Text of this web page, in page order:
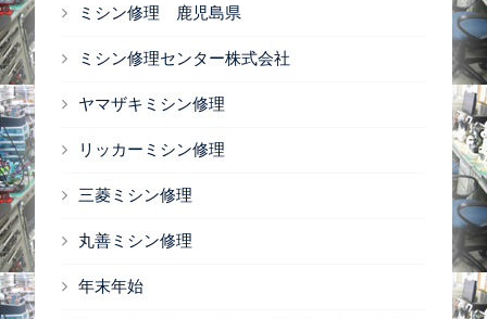
ミシン修理 鹿児島県
ミシン修理センター株式会社
ヤマザキミシン修理
リッカーミシン修理
三菱ミシン修理
丸善ミシン修理
年末年始